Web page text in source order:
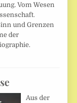
Vom Wesen
und Grenzen
der
Aus der